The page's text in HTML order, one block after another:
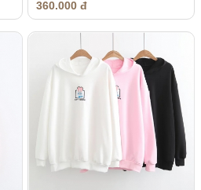
360.000 đ